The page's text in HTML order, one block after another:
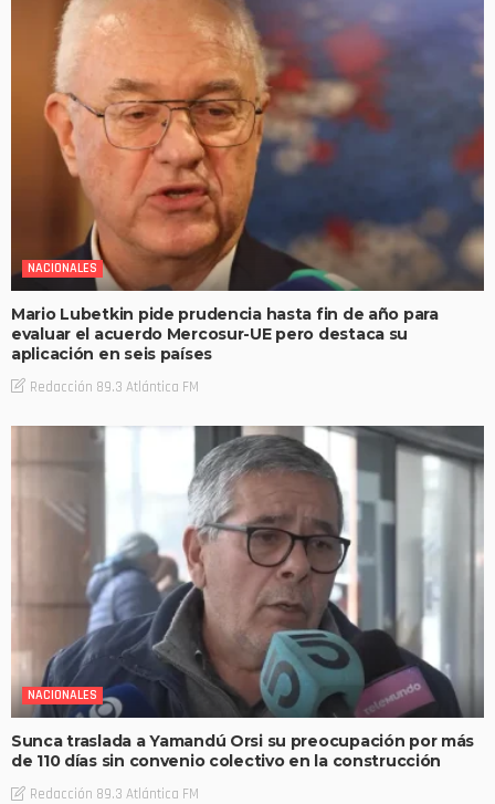
NACIONALES
Mario Lubetkin pide prudencia hasta fin de año para
evaluar el acuerdo Mercosur-UE pero destaca su
aplicación en seis países
Redacción 89.3 Atlántica FM
NACIONALES
Sunca traslada a Yamandú Orsi su preocupación por más
de 110 días sin convenio colectivo en la construcción
Redacción 89.3 Atlántica FM